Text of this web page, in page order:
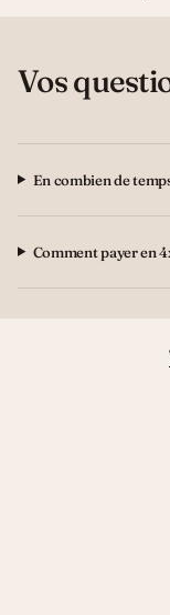
Vos
En combien de
Comment payer en